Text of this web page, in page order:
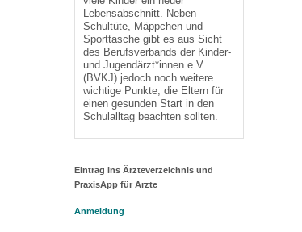
Lebensabschnitt. Neben
Schultüte, Mäppchen und
Sporttasche gibt es aus Sicht
des Berufsverbands der Kinder-
und Jugendärzt*innen e.V.
(BVKJ) jedoch noch weitere
wichtige Punkte, die Eltern für
einen gesunden Start in den
Schulalltag beachten sollten.
Eintrag ins Ärzteverzeichnis und
PraxisApp für Ärzte
Anmeldung